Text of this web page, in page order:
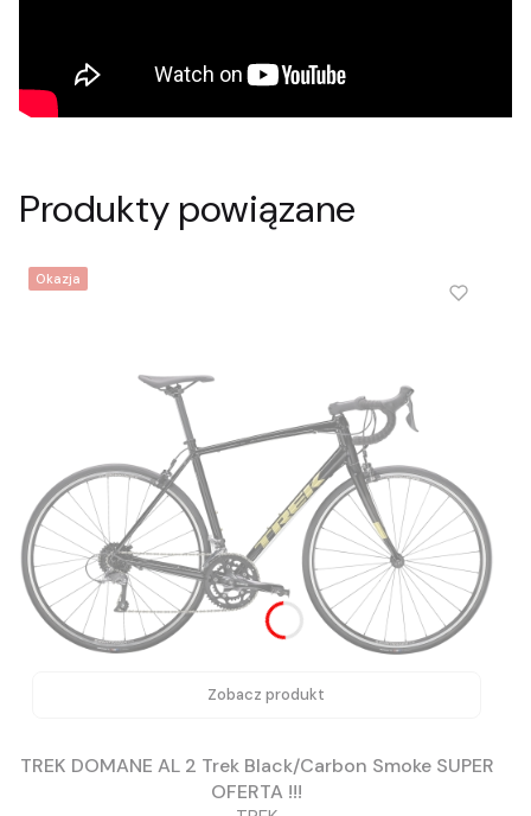
Produkty powiązane
Okazja
Zobacz produkt
TREK DOMANE AL 2 Trek Black/Carbon Smoke SUPER
OFERTA !!!